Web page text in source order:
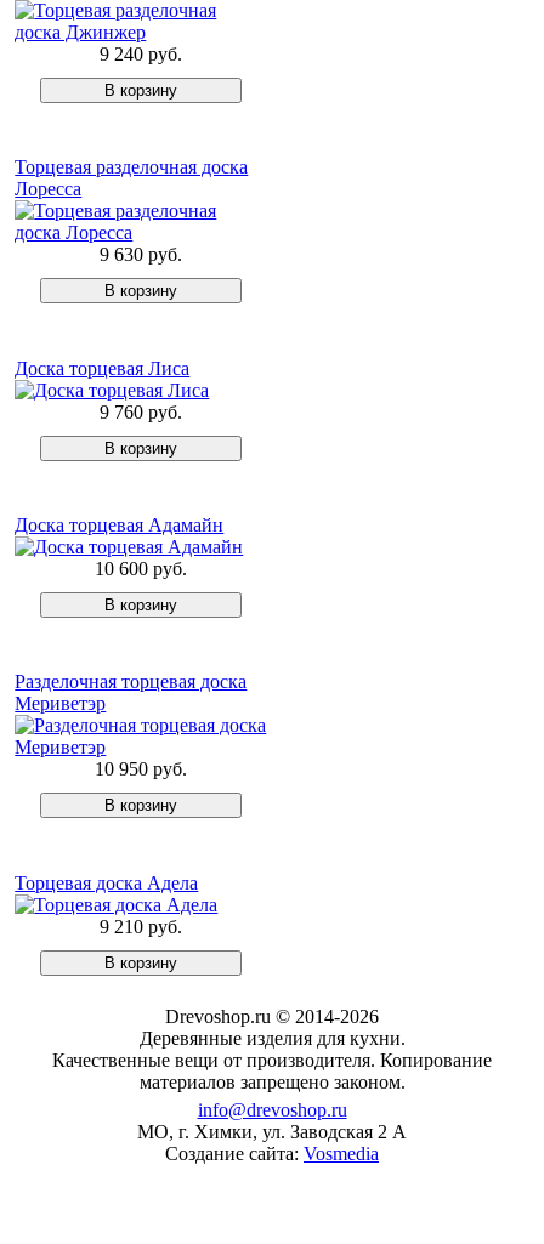
9 240 руб.
Торцевая разделочная доска
Лоресса
9 630 руб.
Доска торцевая Лиса
9 760 руб.
Доска торцевая Адамайн
10 600 руб.
Разделочная торцевая доска
Мериветэр
10 950 руб.
Торцевая доска Адела
9 210 руб.
Drevoshop.ru © 2014-2026
Деревянные изделия для кухни.
Качественные вещи от производителя. Копирование
материалов запрещено законом.
info@drevoshop.ru
МО, г. Химки, ул. Заводская 2 A
Создание сайта: Vosmedia